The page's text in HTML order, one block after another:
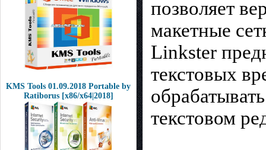
KMS Tools 01.09.2018 Portable by
Ratiborus [x86/x64|2018]
позволяет
макетные
Linkster
текстовых
текстовом